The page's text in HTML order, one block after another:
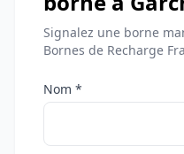
Signalez une borne
Bornes de Recharge
Nom *